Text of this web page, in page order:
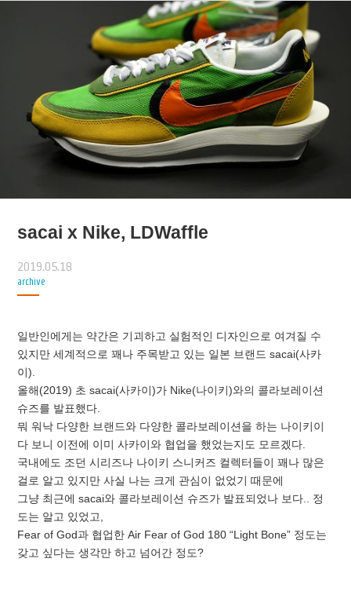
sacai x Nike, LDWaffle
2019.05.18
archive
일반인에게는 약간은 기괴하고 실험적인 디자인으로 여겨질 수
있지만 세계적으로 꽤나 주목받고 있는 일본 브랜드 sacai(사카
이).
올해(2019) 초 sacai(사카이)가 Nike(나이키)와의 콜라보레이션
슈즈를 발표했다.
뭐 워낙 다양한 브랜드와 다양한 콜라보레이션을 하는 나이키이
다 보니 이전에 이미 사카이와 협업을 했었는지도 모르겠다.
국내에도 조던 시리즈나 나이키 스니커즈 컬렉터들이 꽤나 많은
걸로 알고 있지만 사실 나는 크게 관심이 없었기 때문에
그냥 최근에 sacai와 콜라보레이션 슈즈가 발표되었나 보다.. 정
도는 알고 있었고,
Fear of God과 협업한 Air Fear of God 180 “Light Bone” 정도는
갖고 싶다는 생각만 하고 넘어간 정도?